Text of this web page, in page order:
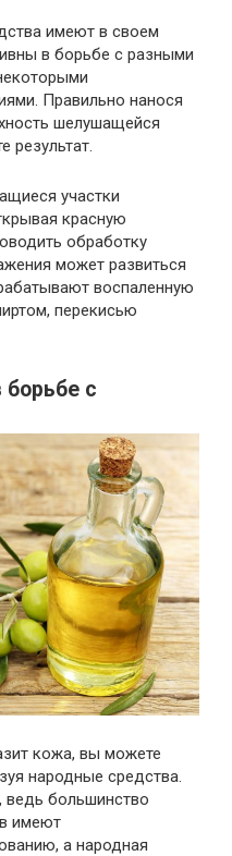
имеют в своем
в борьбе с разными
Правильно нанося
шелушащейся
результат.
участки
красную
обработку
может развиться
воспаленную
перекисью
с
кожа, вы можете
народные средства.
ведь большинство
имеют
а народная